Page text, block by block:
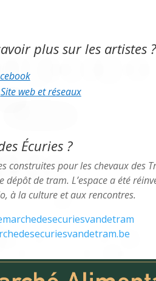
plus sur les artistes ?
Site web et réseaux
Écuries ?
construites pour les chevaux des
dépôt de tram. L’espace a été
à la culture et aux rencontres.